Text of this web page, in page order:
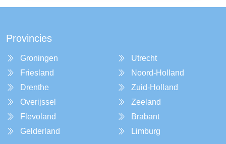
Provincies
Groningen
Friesland
Drenthe
Overijssel
Flevoland
Gelderland
Utrecht
Noord-Holland
Zuid-Holland
Zeeland
Brabant
Limburg